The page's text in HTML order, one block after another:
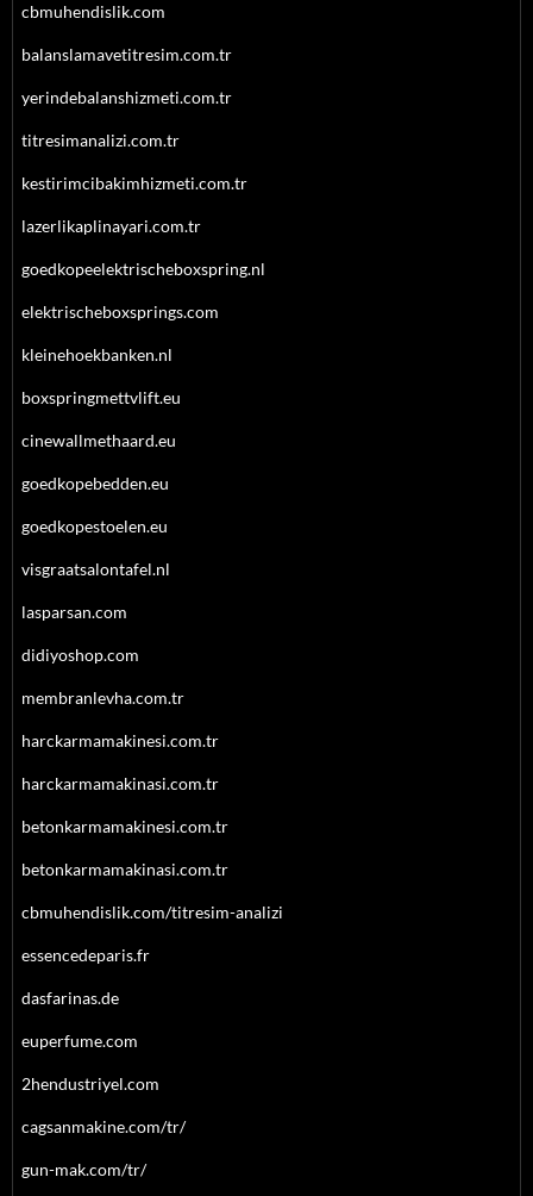
cbmuhendislik.com
balanslamavetitresim.com.tr
yerindebalanshizmeti.com.tr
titresimanalizi.com.tr
kestirimcibakimhizmeti.com.tr
lazerlikaplinayari.com.tr
goedkopeelektrischeboxspring.nl
elektrischeboxsprings.com
kleinehoekbanken.nl
boxspringmettvlift.eu
cinewallmethaard.eu
goedkopebedden.eu
goedkopestoelen.eu
visgraatsalontafel.nl
lasparsan.com
didiyoshop.com
membranlevha.com.tr
harckarmamakinesi.com.tr
harckarmamakinasi.com.tr
betonkarmamakinesi.com.tr
betonkarmamakinasi.com.tr
cbmuhendislik.com/titresim-analizi
essencedeparis.fr
dasfarinas.de
euperfume.com
2hendustriyel.com
cagsanmakine.com/tr/
gun-mak.com/tr/